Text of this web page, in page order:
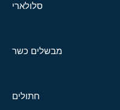
סלולארי
מבשלים כשר
חתולים